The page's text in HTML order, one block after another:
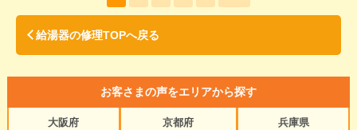
給湯器の修理TOPへ戻る
お客さまの声をエリアから探す
大阪府
京都府
兵庫県